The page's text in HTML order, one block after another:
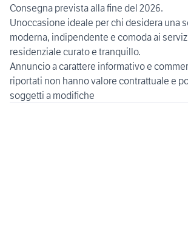
Consegna prevista alla fine del 2026.
Unoccasione ideale per chi desidera una
moderna, indipendente e comoda ai
residenziale curato e tranquillo.
Annuncio a carattere informativo e
riportati non hanno valore contrattuale e
soggetti a modifiche